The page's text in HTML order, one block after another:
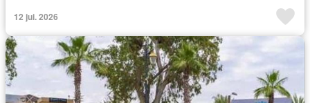
12 jui. 2026